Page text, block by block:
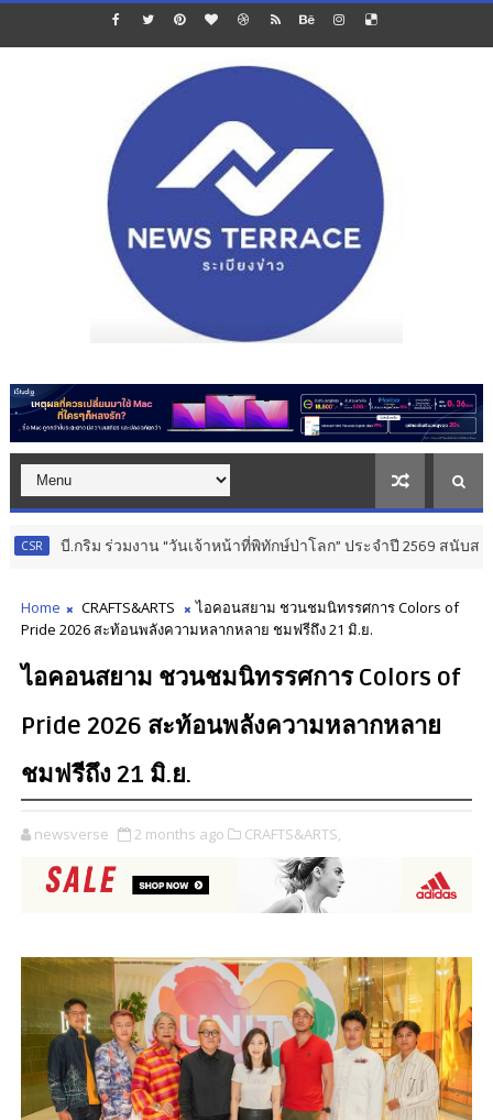
มงาน “วันเจ้าหน้าที่พิทักษ์ป่าโลก” ประจำปี 2569 สนับสนุนการปฏิบัติงา
Home CRAFTS&ARTS
ไอคอนสยาม ชวนชมนิทรรศการ Colors of
Pride 2026 สะท้อนพลังความหลากหลาย ชมฟรีถึง 21 มิ.ย.
ไอคอนสยาม ชวนชมนิทรรศการ Colors of
Pride 2026 สะท้อนพลังความหลากหลาย
ชมฟรีถึง 21 มิ.ย.
newsverse 2 months ago CRAFTS&ARTS,